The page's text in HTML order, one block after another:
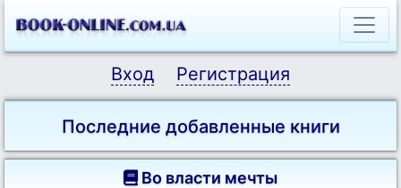
Вход Регистрация
Последние добавленные книги
Во власти мечты